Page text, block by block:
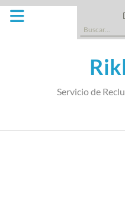
Saltar
Buscar:
Servicio de